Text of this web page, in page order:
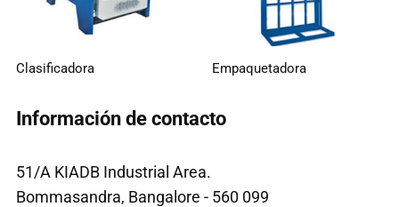
Clasificadora Empaquetadora
Información de contacto
51/A KIADB Industrial Area.
Bommasandra, Bangalore - 560 099